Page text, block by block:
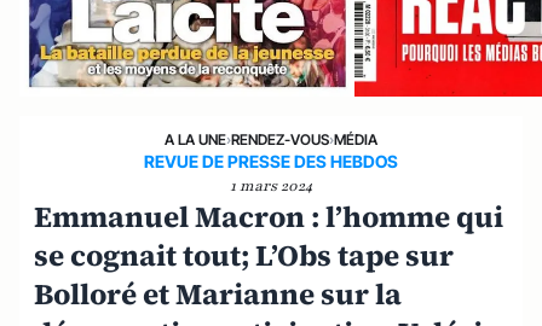
A LA UNE›RENDEZ-VOUS›MÉDIA
REVUE DE PRESSE DES HEBDOS
1 mars 2024
Emmanuel Macron : l’homme qui
se cognait tout; L’Obs tape sur
Bolloré et Marianne sur la